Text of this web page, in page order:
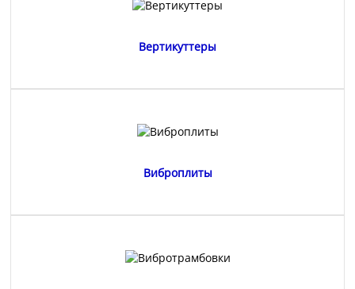
Вертикуттеры
Виброплиты